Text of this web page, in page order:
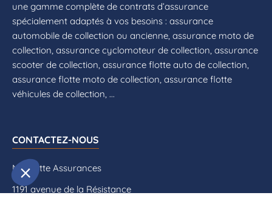
une gamme complète de contrats d’assurance
spécialement adaptés à vos besoins : assurance
automobile de collection ou ancienne, assurance moto de
collection, assurance cyclomoteur de collection, assurance
scooter de collection, assurance flotte auto de collection,
assurance flotte moto de collection, assurance flotte
véhicules de collection, ...
CONTACTEZ-NOUS
Mascotte Assurances
1191 avenue de la Résistance